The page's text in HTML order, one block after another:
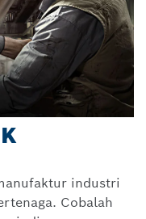
industri
Cobalah